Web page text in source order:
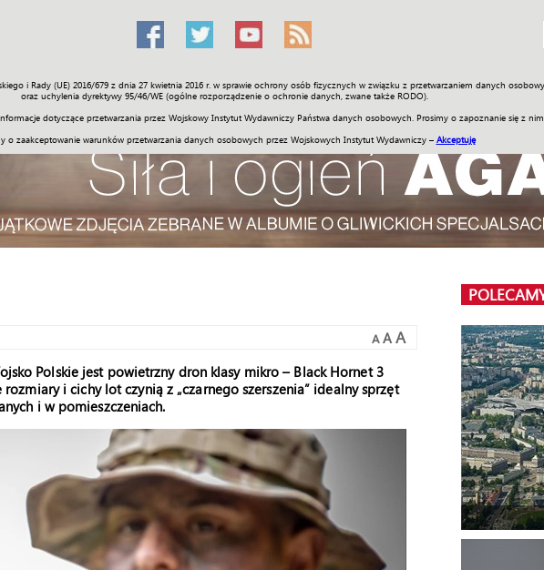
i Rady (UE) 2016/679 z dnia 27 kwietnia 2016 r. w sprawie ochrony osób fizycznych w związku z przetwarzaniem danych
oraz uchylenia dyrektywy 95/46/WE (ogólne rozporządzenie o ochronie danych, zwane także RODO).
dotyczące przetwarzania przez Wojskowy Instytut Wydawniczy Państwa danych osobowych. Prosimy o zapoznanie się z
o zaakceptowanie warunków przetwarzania danych osobowych przez Wojskowych Instytut Wydawniczy – Akceptuję
Świat Społeczność Sport Historia Galerie Wideo ENGLISH SKLEP
A A A
Polskie jest powietrzny dron klasy mikro – Black Hornet 3
i cichy lot czynią z „czarnego szerszenia” idealny sprzęt
i w pomieszczeniach.